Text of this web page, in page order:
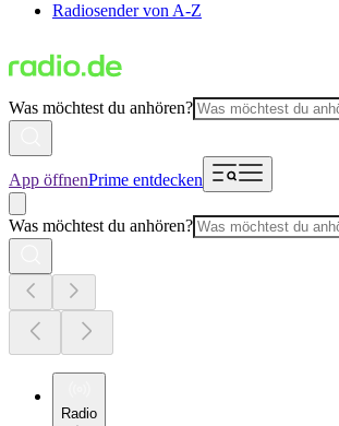
Radiosender von A-Z
Was möchtest du anhören?
App öffnenPrime entdecken
Was möchtest du anhören?
Radio